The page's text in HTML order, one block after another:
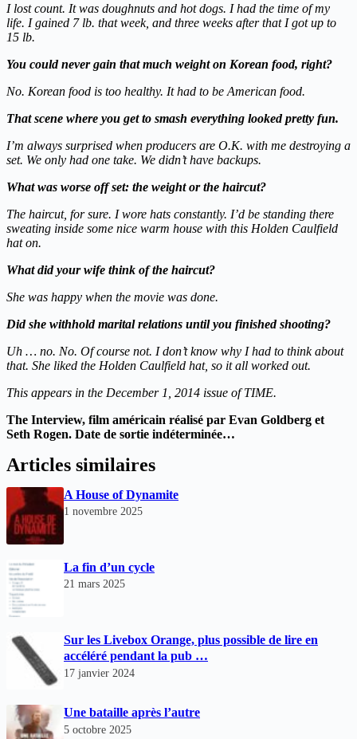
I lost count. It was doughnuts and hot dogs. I had the time of my
life. I gained 7 lb. that week, and three weeks after that I got up to
15 lb.
You could never gain that much weight on Korean food, right?
No. Korean food is too healthy. It had to be American food.
That scene where you get to smash everything looked pretty fun.
I’m always surprised when producers are O.K. with me destroying a
set. We only had one take. We didn’t have backups.
What was worse off set: the weight or the haircut?
The haircut, for sure. I wore hats constantly. I’d be standing there
sweating inside some nice warm house with this Holden Caulfield
hat on.
What did your wife think of the haircut?
She was happy when the movie was done.
Did she withhold marital relations until you finished shooting?
Uh … no. No. Of course not. I don’t know why I had to think about
that. She liked the Holden Caulfield hat, so it all worked out.
This appears in the December 1, 2014 issue of TIME.
The Interview, film américain réalisé par Evan Goldberg et
Seth Rogen. Date de sortie indéterminée…
Articles similaires
A House of Dynamite
1 novembre 2025
La fin d’un cycle
21 mars 2025
Sur les Livebox Orange, plus possible de lire en
accéléré pendant la pub …
17 janvier 2024
Une bataille après l’autre
5 octobre 2025